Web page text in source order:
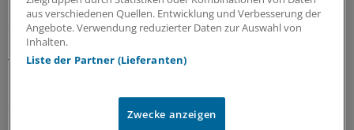
Mit anderen Worten hatten 36 von 100 Männern mit
einer negativ verlaufenen Prostatapalpation doch Krebs;
und 59 von 100 Männern mit einem positiven
Tastbefund hatten keinen Krebs. Naji und Mitarbeiter
Screening auf Prostatakrebs ab.
aus verschiedenen Quellen. Entwicklung und Verbesserung der
Angebote. Verwendung reduzierter Daten zur Auswahl von
Inhalten.
Liste der Partner (Lieferanten)
Zwecke anzeigen